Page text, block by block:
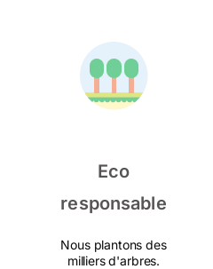
Eco
responsable
Nous plantons des
milliers d'arbres.